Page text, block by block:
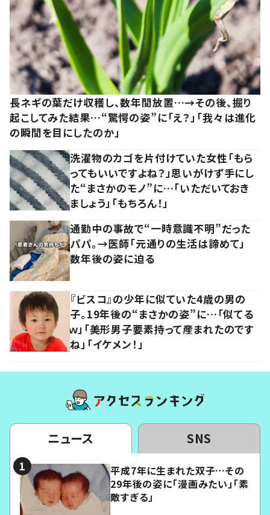
長ネギの葉だけ収穫し、数年間放置…→その後、掘り
起こしてみた結果…“驚愕の姿”に「え？」「我々は進化
の瞬間を目にしたのか」
洗濯物のカゴを片付けていた女性「もら
ってもいいですよね？」思いがけず手にし
た“まさかのモノ”に…「いただいておき
ましょう」「もちろん！」
通勤中の事故で“一時意識不明”だった
パパ。→医師「元通りの生活は諦めて」
数年後の姿に迫る
『ビスコ』の少年に似ていた4歳の男の
子。19年後の“まさかの姿”に…「似てる
ｗ」「美形男子要素持って産まれたのです
ね」「イケメン！」
ニュース SNS
平成7年に生まれた双子…その
29年後の姿に「漫画みたい」「素
敵すぎる」